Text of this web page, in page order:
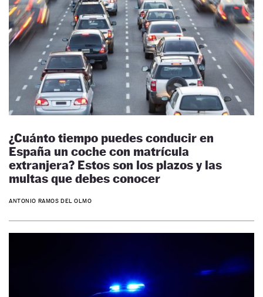
¿Cuánto tiempo puedes conducir en
España un coche con matrícula
extranjera? Estos son los plazos y las
multas que debes conocer
ANTONIO RAMOS DEL OLMO